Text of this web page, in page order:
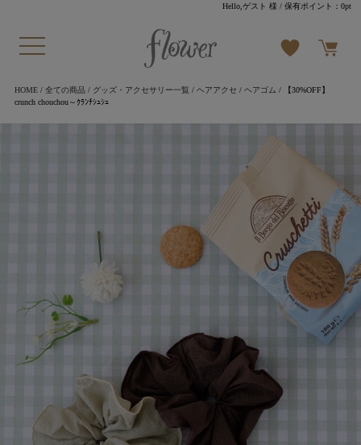
Hello,ゲスト 様 / 保有ポイント：0pt
HOME/ 全ての商品/ グッズ・アクセサリー一覧 / ヘアアクセ / ヘアゴム / 【30%OFF】
crunch chouchou～ｸﾗﾝﾁｼｭｼｭ